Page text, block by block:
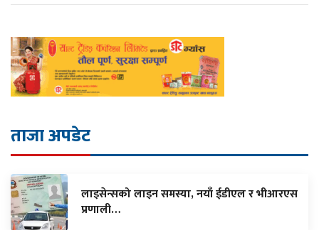
ताजा अपडेट
लाइसेन्सको लाइन समस्या, नयाँ ईडीएल र भीआरएस
प्रणाली…